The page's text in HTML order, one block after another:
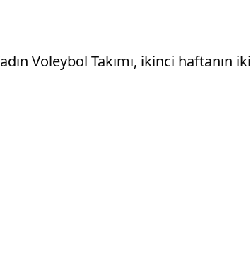
Voleybol Takımı, ikinci haftanın